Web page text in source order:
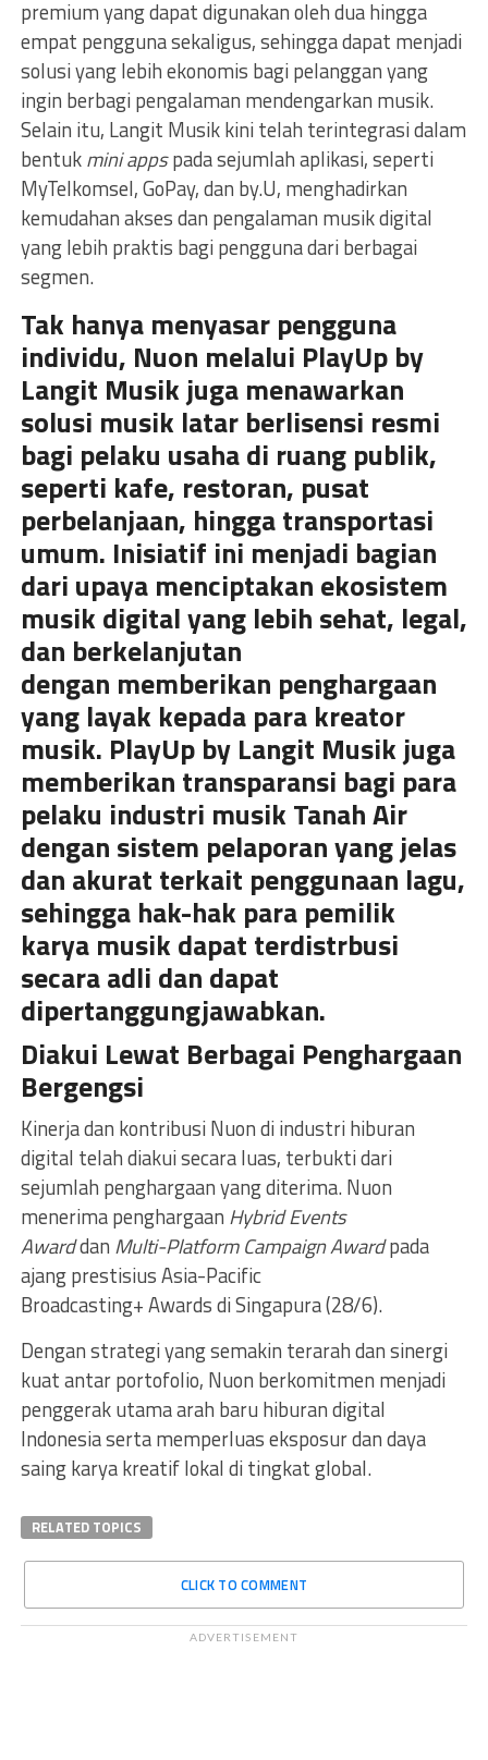
premium yang dapat digunakan oleh dua hingga
empat pengguna sekaligus, sehingga dapat menjadi
solusi yang lebih ekonomis bagi pelanggan yang
ingin berbagi pengalaman mendengarkan musik.
Selain itu, Langit Musik kini telah terintegrasi dalam
bentukmini appspada sejumlah aplikasi, seperti
MyTelkomsel, GoPay, dan by.U, menghadirkan
kemudahan akses dan pengalaman musik digital
yang lebih praktis bagi pengguna dari berbagai
segmen.
Tak hanya menyasar pengguna
individu, Nuon melalui PlayUp by
Langit Musik juga menawarkan
solusi musik latar berlisensi resmi
bagi pelaku usaha di ruang publik,
seperti kafe, restoran, pusat
perbelanjaan, hingga transportasi
umum. Inisiatif ini menjadi bagian
dari upaya menciptakan ekosistem
musik digital yang lebih sehat, legal,
dan berkelanjutan
dengan memberikan penghargaan
yang layak kepada para kreator
musik. PlayUp by Langit Musik juga
memberikan transparansi bagi para
pelaku industri musik Tanah Air
dengan sistem pelaporan yang jelas
dan akurat terkait penggunaan lagu,
sehingga hak-hak para pemilik
karya musik dapat terdistrbusi
secara adli dan dapat
dipertanggungjawabkan.
Diakui Lewat Berbagai Penghargaan
Bergengsi
Kinerja dan kontribusi Nuon di industri hiburan
digital telah diakui secara luas, terbukti dari
sejumlah penghargaan yang diterima. Nuon
menerima penghargaan Hybrid Events
Awarddan Multi-Platform Campaign Awardpada
ajang prestisius Asia-Pacific
Broadcasting+ Awards di Singapura (28/6).
Dengan strategi yang semakin terarah dan sinergi
kuat antar portofolio, Nuon berkomitmen menjadi
penggerak utama arah baru hiburan digital
Indonesia serta memperluas eksposur dan daya
saing karya kreatif lokal di tingkat global.
RELATED TOPICS
CLICK TO COMMENT
ADVERTISEMENT